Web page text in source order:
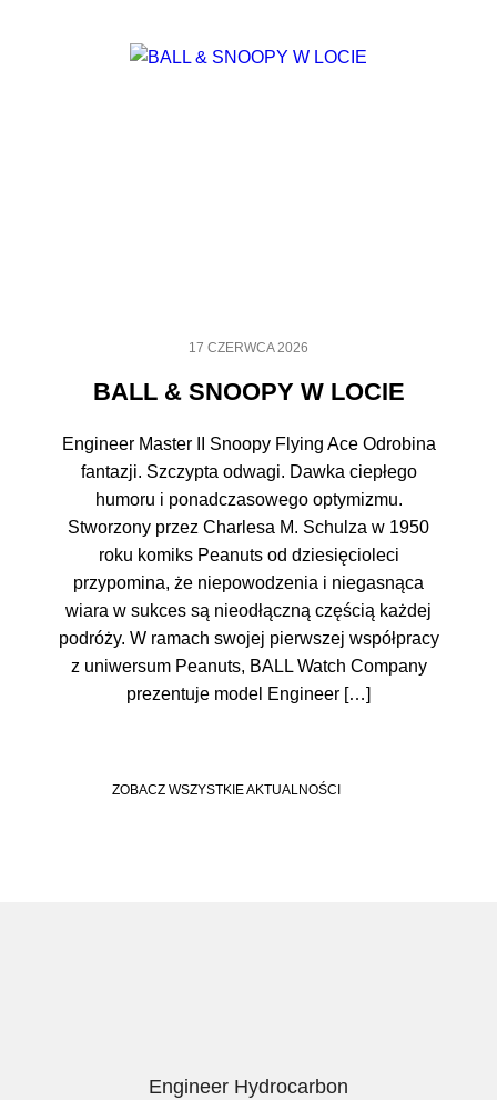
17 CZERWCA 2026
BALL & SNOOPY W LOCIE
Engineer Master II Snoopy Flying Ace Odrobina
fantazji. Szczypta odwagi. Dawka ciepłego
humoru i ponadczasowego optymizmu.
Stworzony przez Charlesa M. Schulza w 1950
roku komiks Peanuts od dziesięcioleci
przypomina, że niepowodzenia i niegasnąca
wiara w sukces są nieodłączną częścią każdej
podróży. W ramach swojej pierwszej współpracy
z uniwersum Peanuts, BALL Watch Company
prezentuje model Engineer […]
ZOBACZ WSZYSTKIE AKTUALNOŚCI
Engineer Hydrocarbon